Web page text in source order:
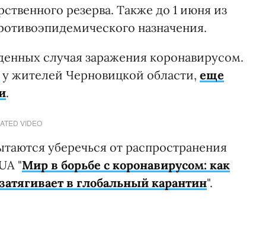
резерва. Также до 1 июня из
назначения.
случая заражения коронавирусом.
у жителей Черновицкой области, еще
.
VIDEO
уберечься от распространения
"Мир в борьбе с коронавирусом: как
в глобальный карантин".